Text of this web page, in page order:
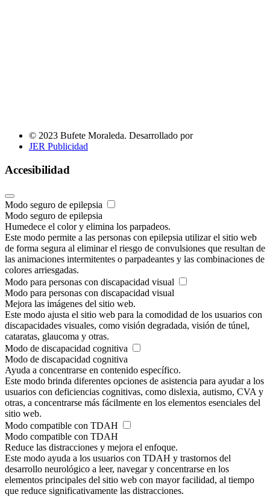
© 2023 Bufete Moraleda. Desarrollado por
JER Publicidad
Accesibilidad
Modo seguro de epilepsia
Modo seguro de epilepsia
Humedece el color y elimina los parpadeos.
Este modo permite a las personas con epilepsia utilizar el sitio web
de forma segura al eliminar el riesgo de convulsiones que resultan de
las animaciones intermitentes o parpadeantes y las combinaciones de
colores arriesgadas.
Modo para personas con discapacidad visual
Modo para personas con discapacidad visual
Mejora las imágenes del sitio web.
Este modo ajusta el sitio web para la comodidad de los usuarios con
discapacidades visuales, como visión degradada, visión de túnel,
cataratas, glaucoma y otras.
Modo de discapacidad cognitiva
Modo de discapacidad cognitiva
Ayuda a concentrarse en contenido específico.
Este modo brinda diferentes opciones de asistencia para ayudar a los
usuarios con deficiencias cognitivas, como dislexia, autismo, CVA y
otras, a concentrarse más fácilmente en los elementos esenciales del
sitio web.
Modo compatible con TDAH
Modo compatible con TDAH
Reduce las distracciones y mejora el enfoque.
Este modo ayuda a los usuarios con TDAH y trastornos del
desarrollo neurológico a leer, navegar y concentrarse en los
elementos principales del sitio web con mayor facilidad, al tiempo
que reduce significativamente las distracciones.